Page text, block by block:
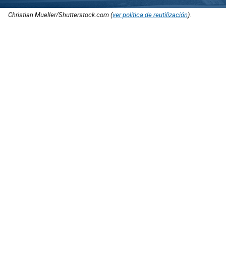
Christian Mueller/Shutterstock.com (ver política de reutilización).